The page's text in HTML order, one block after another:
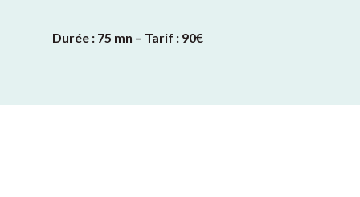
Durée : 75 mn – Tarif : 90€